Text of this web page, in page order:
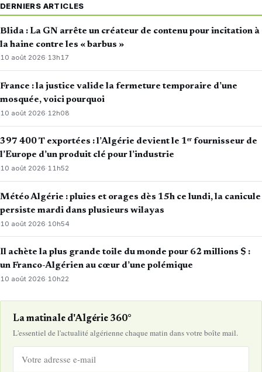
DERNIERS ARTICLES
Blida : La GN arrête un créateur de contenu pour incitation à
la haine contre les « barbus »
10 août 2026·13h17
France : la justice valide la fermeture temporaire d’une
mosquée, voici pourquoi
10 août 2026· 12h08
397 400 T exportées : l’Algérie devient le 1ᵉʳ fournisseur de
l’Europe d’un produit clé pour l’industrie
10 août 2026·11h52
Météo Algérie : pluies et orages dès 15h ce lundi, la canicule
persiste mardi dans plusieurs wilayas
10 août 2026· 10h54
Il achète la plus grande toile du monde pour 62 millions $ :
un Franco-Algérien au cœur d’une polémique
10 août 2026·10h22
La matinale d'Algérie 360°
L'essentiel de l'actualité algérienne chaque matin dans votre boîte mail.